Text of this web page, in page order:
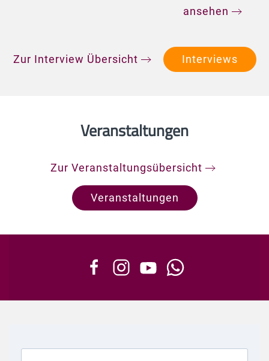
ansehen
Zur Interview Übersicht Interviews
Veranstaltungen
Zur Veranstaltungsübersicht
Veranstaltungen